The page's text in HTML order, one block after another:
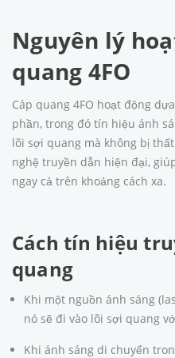
Nguyên lý
quang 4FO
Cáp quang 4FO hoạt động
phần, trong đó tín hiệu ánh
lõi sợi quang mà không bị
nghệ truyền dẫn hiện đại,
ngay cả trên khoảng cách xa.
Cách tín hiệu
quang
Khi một nguồn ánh sáng
nó sẽ đi vào lõi sợi quang
Khi ánh sáng di chuyển